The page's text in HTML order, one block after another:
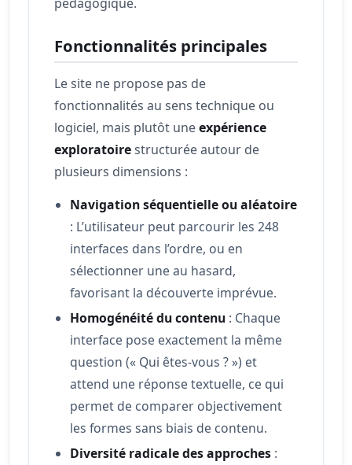
Fonctionnalités principales
Le site ne propose pas de
fonctionnalités au sens technique ou
logiciel, mais plutôt uneexpérience
exploratoirestructurée autour de
plusieurs dimensions :
Navigation séquentielle ou aléatoire
: L’utilisateur peut parcourir les 248
interfaces dans l’ordre, ou en
sélectionner une au hasard,
favorisant la découverte imprévue.
Homogénéité du contenu : Chaque
interface pose exactement la même
question (« Qui êtes-vous ? ») et
attend une réponse textuelle, ce qui
permet de comparer objectivement
les formes sans biais de contenu.
Diversité radicale des approches :